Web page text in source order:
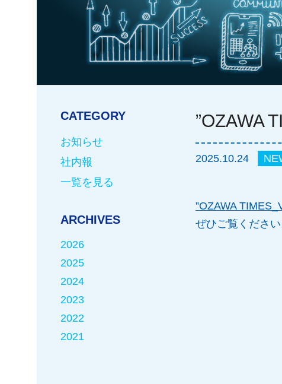
”OZAWA
2025.10.24
”OZAWA
ぜひご覧ください
CATEGORY
お知らせ
社内報
一覧を見る
ARCHIVES
2026
2025
2024
2023
2022
2021